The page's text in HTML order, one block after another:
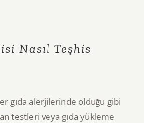
Nasıl Teşhis
gıda alerjilerinde olduğu gibi
testleri veya gıda yükleme